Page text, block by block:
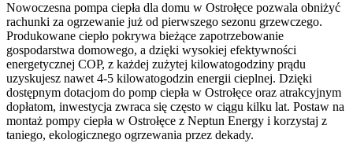
Nowoczesna pompa ciepła dla domu w Ostrołęce pozwala obniżyć
rachunki za ogrzewanie już od pierwszego sezonu grzewczego.
Produkowane ciepło pokrywa bieżące zapotrzebowanie
gospodarstwa domowego, a dzięki wysokiej efektywności
energetycznej COP, z każdej zużytej kilowatogodziny prądu
uzyskujesz nawet 4-5 kilowatogodzin energii cieplnej. Dzięki
dostępnym dotacjom do pomp ciepła w Ostrołęce oraz atrakcyjnym
dopłatom, inwestycja zwraca się często w ciągu kilku lat. Postaw na
montaż pompy ciepła w Ostrołęce z Neptun Energy i korzystaj z
taniego, ekologicznego ogrzewania przez dekady.